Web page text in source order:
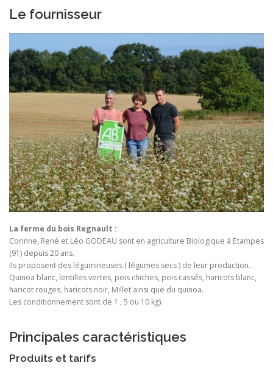
Le fournisseur
La ferme du bois Regnault :
Corinne, René et Léo GODEAU sont en agriculture Biologique à Etampes
(91) depuis 20 ans.
Ils proposent des légumineuses ( légumes secs ) de leur production.
Quinoa blanc, lentilles vertes, pois chiches, pois cassés, haricots blanc,
haricot rouges, haricots noir, Millet ainsi que du quinoa.
Les conditionnement sont de 1 , 5 ou 10 kg).
Principales caractéristiques
Produits et tarifs